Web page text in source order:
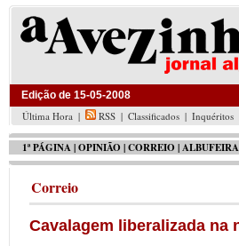
Edição de 15-05-2008
Última Hora | RSS | Classificados | Inquéritos
1ª PÁGINA|OPINIÃO |CORREIO |ALBUFEIRA
Correio
Cavalagem liberalizada na